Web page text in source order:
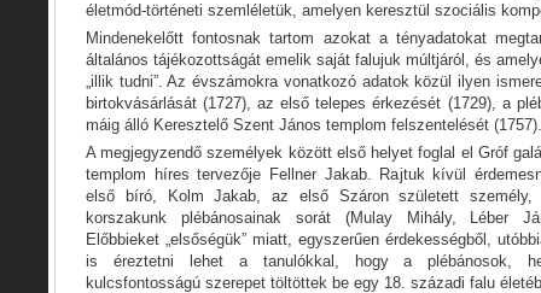
életmód-történeti szemléletük, amelyen keresztül szociális
Mindenekelőtt fontosnak tartom azokat a tényadatokat
általános tájékozottságát emelik saját falujuk múltjáról, és
„illik tudni”. Az évszámokra vonatkozó adatok közül ilyen
birtokvásárlását (1727), az első telepes érkezését (1729), a
máig álló Keresztelő Szent János templom felszentelését (1757).
A megjegyzendő személyek között első helyet foglal el Gróf
templom híres tervezője Fellner Jakab. Rajtuk kívül
első bíró, Kolm Jakab, az első Száron született
korszakunk plébánosainak sorát (Mulay Mihály, Léber
Előbbieket „elsőségük” miatt, egyszerűen érdekességből,
is éreztetni lehet a tanulókkal, hogy a plébánosok,
kulcsfontosságú szerepet töltöttek be egy 18. századi falu